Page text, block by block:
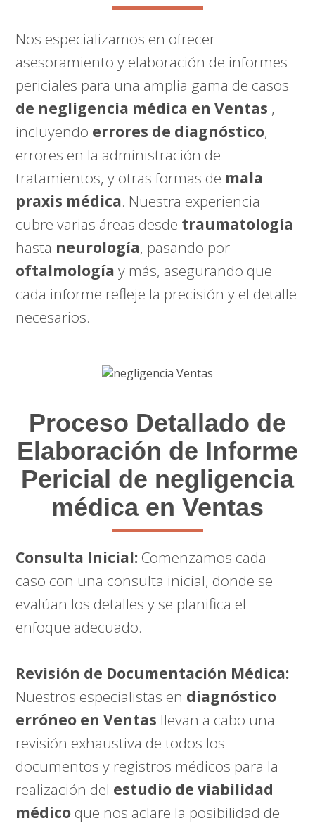
Nos especializamos en ofrecer
asesoramiento y elaboración de informes
periciales para una amplia gama de casos
de negligencia médica en Ventas ,
incluyendo errores de diagnóstico,
errores en la administración de
tratamientos, y otras formas de mala
praxis médica. Nuestra experiencia
cubre varias áreas desde traumatología
hasta neurología, pasando por
oftalmología y más, asegurando que
cada informe refleje la precisión y el detalle
necesarios.
Proceso Detallado de
Elaboración de Informe
Pericial de negligencia
médica en Ventas
Consulta Inicial: Comenzamos cada
caso con una consulta inicial, donde se
evalúan los detalles y se planifica el
enfoque adecuado.
Revisión de Documentación Médica:
Nuestros especialistas en diagnóstico
erróneo en Ventas llevan a cabo una
revisión exhaustiva de todos los
documentos y registros médicos para la
realización del estudio de viabilidad
médico que nos aclare la posibilidad de